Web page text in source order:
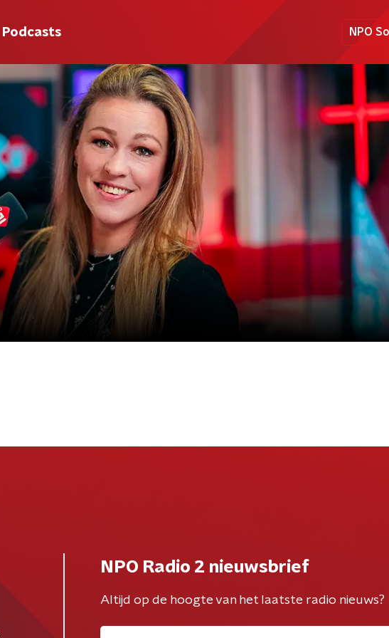
Podcasts NPO
NPO Radio 2 nieuwsbrief
Altijd op de hoogte van het laatste radio nieuws?